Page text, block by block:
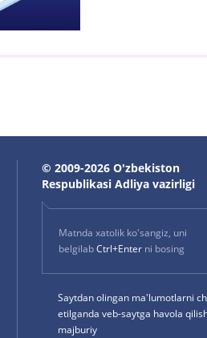
© 2009-2026 O'zbekiston
Respublikasi Adliya vazirligi
Matnda xatolik ko'sangiz, uni
belgilabCtrl+Enterni bosing
Saytdan olingan ma'lumotlarni
etilganda veb-saytga havola
majburiy